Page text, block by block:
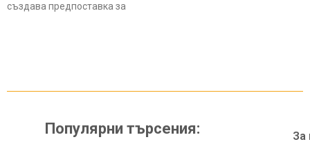
създава предпоставка за
Популярни търсения: За